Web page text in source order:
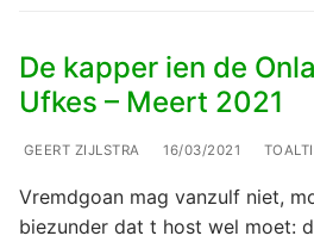
De kapper ien de
Ufkes – Meert 2021
GEERT ZIJLSTRA 16/03/2021
Vremdgoan mag vanzulf niet,
biezunder dat t host wel moet: